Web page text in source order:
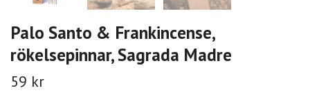
Palo Santo & Frankincense,
rökelsepinnar, Sagrada Madre
59 kr